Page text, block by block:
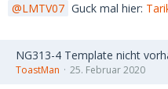
LMTV07 Guck mal hier:
NG313-4 Template nicht
ToastMan 25. Februar 2020